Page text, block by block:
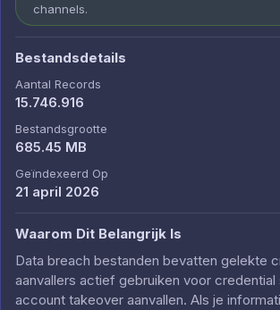
channels.
Bestandsdetails
Aantal Records
15.746.916
Bestandsgrootte
685.45 MB
Geïndexeerd Op
21 april 2026
Waarom Dit Belangrijk Is
Data breach bestanden bevatten gelekte
aanvallers actief gebruiken voor credential
account takeover aanvallen. Als je